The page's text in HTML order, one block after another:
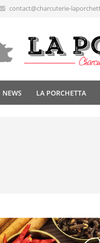
contact@charcuterie-
NEWS LA PORCHETTA